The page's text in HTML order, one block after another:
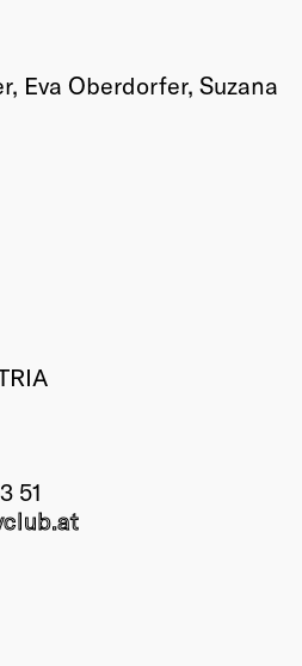
Eva Oberdorfer, Suzana
51
.at